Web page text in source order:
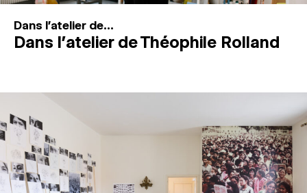
Dans l'atelier de...
Dans l’atelier de Théophile Rolland